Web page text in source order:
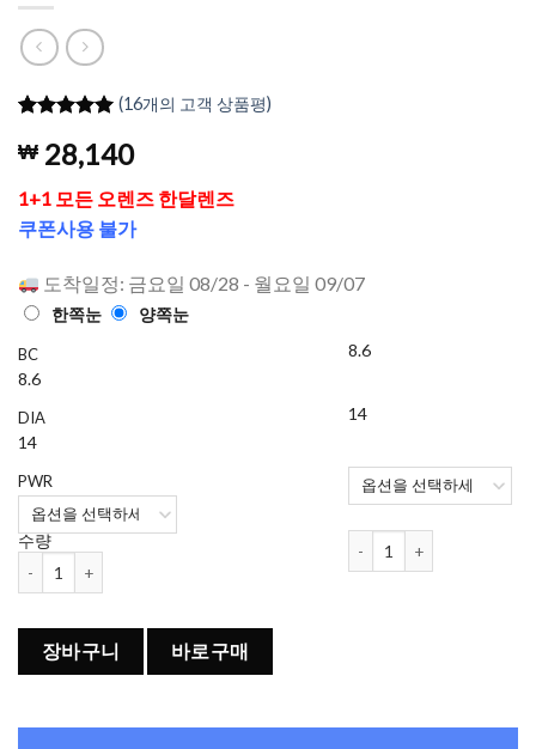
평가를 기
준으로 5점
만점에점
으로 평가
됨
(16개의 고객 상품평)
₩ 28,140
1+1 모든 오렌즈 한달렌즈
쿠폰사용 불가
도착일정: 금요일 08/28 - 월요일 09/07
한쪽눈 양쪽눈
BC
8.6
DIA
14
PWR
수량
8.6
14
장바구니 바로구매